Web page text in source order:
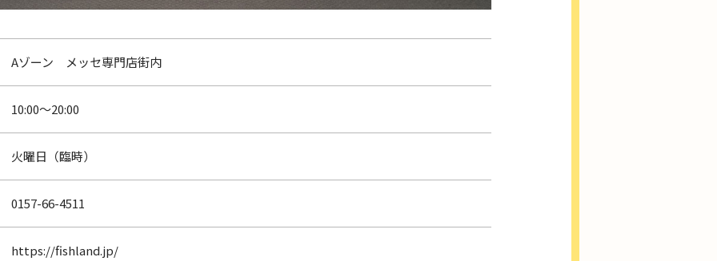
Aゾーン メッセ専門店街内
10:00～20:00
火曜日（臨時）
0157-66-4511
https://fishland.jp/